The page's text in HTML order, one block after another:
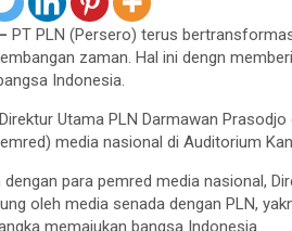
PT PLN (Persero) terus
zaman. Hal ini dengn
Indonesia.
Utama PLN Darmawan
media nasional di Auditorium
para pemred media nasional,
oleh media senada dengan PLN,
memajukan bangsa Indonesia.